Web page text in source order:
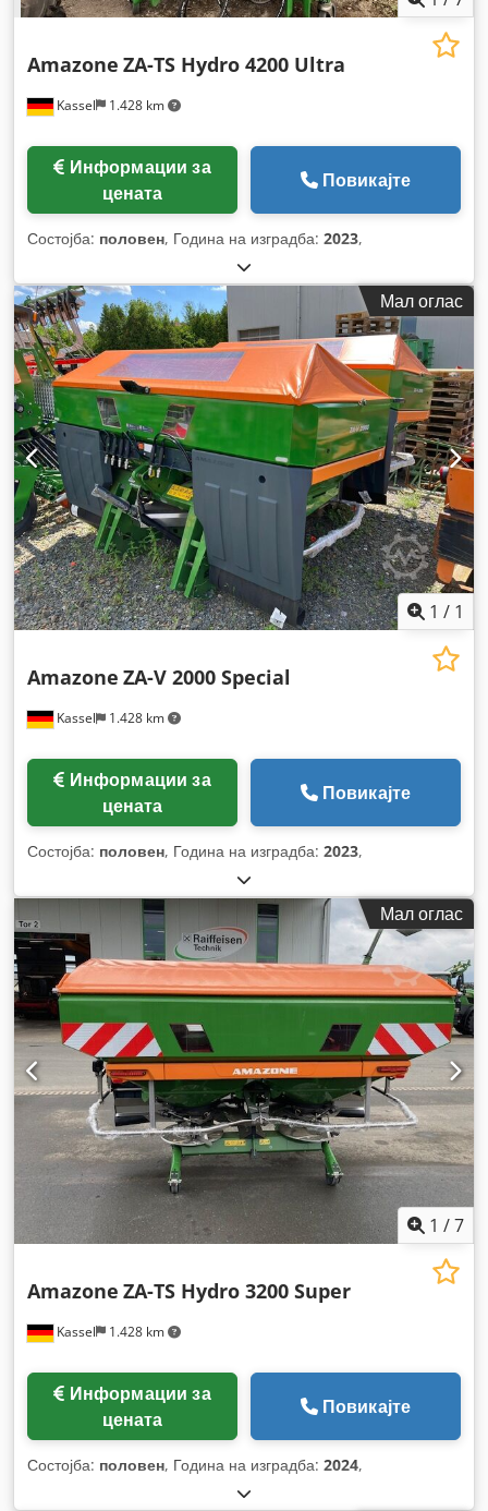
Kassel 1.428 km
Amazone ZA-TS Hydro 4200 Ultra
цената
Повикајте
Состојба: половен, Година на изградба: 2023,
Мал оглас
1 / 1
Kassel 1.428 km
Amazone ZA-V 2000 Special
цената
Повикајте
Состојба: половен, Година на изградба: 2023,
Мал оглас
1 /7
Kassel 1.428 km
Amazone ZA-TS Hydro 3200 Super
цената
Повикајте
Состојба: половен, Година на изградба: 2024,